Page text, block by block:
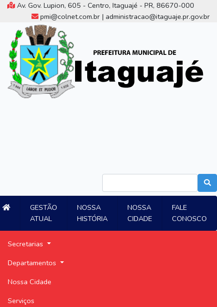
Av. Gov. Lupion, 605 - Centro, Itaguajé - PR, 86670-000
pmi@colnet.com.br | administracao@itaguaje.pr.gov.br
GESTÃO
ATUAL
NOSSA
HISTÓRIA
NOSSA
CIDADE
FALE
CONOSCO
Secretarias
Departamentos
Nossa Cidade
Serviços